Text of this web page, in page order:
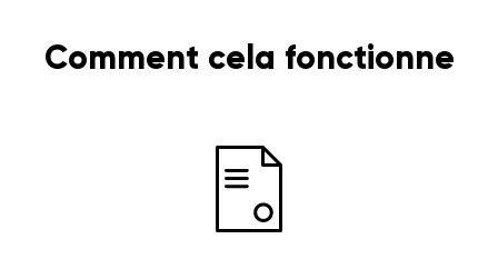
Comment cela fonctionne